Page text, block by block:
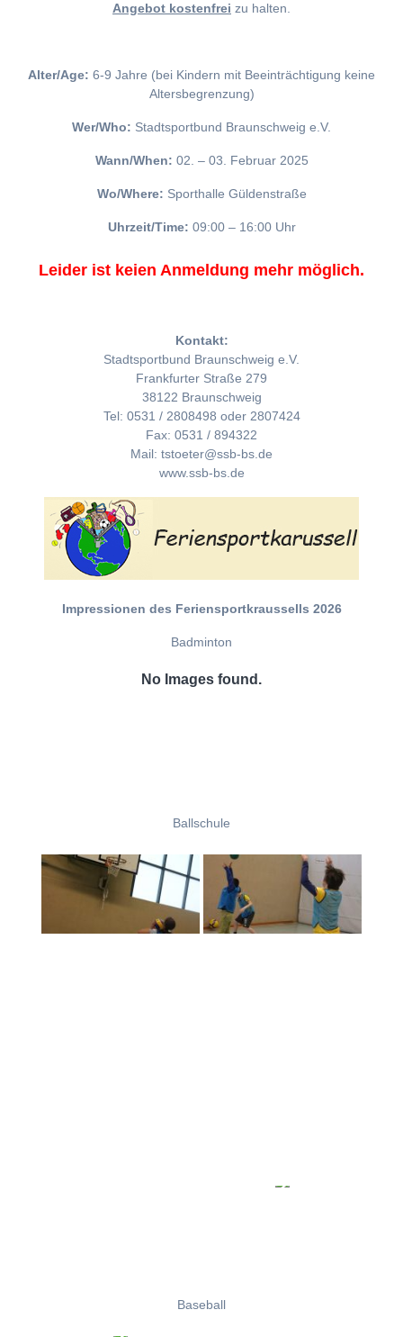
Angebot kostenfrei zu halten.
Alter/Age: 6-9 Jahre (bei Kindern mit Beeinträchtigung keine
Altersbegrenzung)
Wer/Who: Stadtsportbund Braunschweig e.V.
Wann/When: 02. – 03. Februar 2025
Wo/Where: Sporthalle Güldenstraße
Uhrzeit/Time: 09:00 – 16:00 Uhr
Leider ist keien Anmeldung mehr möglich.
Kontakt:
Stadtsportbund Braunschweig e.V.
Frankfurter Straße 279
38122 Braunschweig
Tel: 0531 / 2808498 oder 2807424
Fax: 0531 / 894322
Mail: tstoeter@ssb-bs.de
www.ssb-bs.de
Impressionen des Feriensportkraussells 2026
Badminton
No Images found.
Ballschule
Baseball